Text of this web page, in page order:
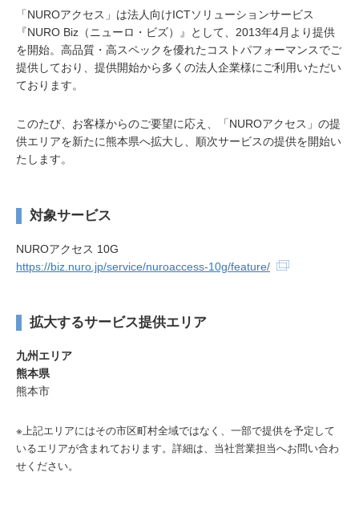
「NUROアクセス」は法人向けICTソリューションサービス
『NURO Biz（ニューロ・ビズ）』として、2013年4月より提供
を開始。高品質・高スペックを優れたコストパフォーマンスでご
提供しており、提供開始から多くの法人企業様にご利用いただい
ております。
このたび、お客様からのご要望に応え、「NUROアクセス」の提
供エリアを新たに熊本県へ拡大し、順次サービスの提供を開始い
たします。
対象サービス
NUROアクセス 10G
https://biz.nuro.jp/service/nuroaccess-10g/feature/
拡大するサービス提供エリア
九州エリア
熊本県
熊本市
※上記エリアにはその市区町村全域ではなく、一部で提供を予定して
いるエリアが含まれております。 詳細は、当社営業担当へお問い合わ
せください。